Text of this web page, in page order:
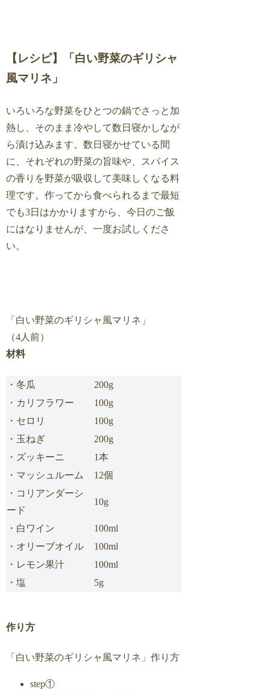
【レシピ】「白い野菜のギリシャ
風マリネ」
いろいろな野菜をひとつの鍋でさっと加
熱し、そのまま冷やして数日寝かしなが
ら漬け込みます。数日寝かせている間
に、それぞれの野菜の旨味や、スパイス
の香りを野菜が吸収して美味しくなる料
理です。作ってから食べられるまで最短
でも3日はかかりますから、今日のご飯
にはなりませんが、一度お試しくださ
い。
「白い野菜のギリシャ風マリネ」
（4人前）
材料
・冬瓜
200g
・カリフラワー
100g
・セロリ
100g
・玉ねぎ
200g
・ズッキーニ
1本
・マッシュルーム
12個
・コリアンダーシ
ード
10g
・白ワイン
100ml
・オリーブオイル
100ml
・レモン果汁
100ml
・塩
5g
作り方
「白い野菜のギリシャ風マリネ」作り方
step①